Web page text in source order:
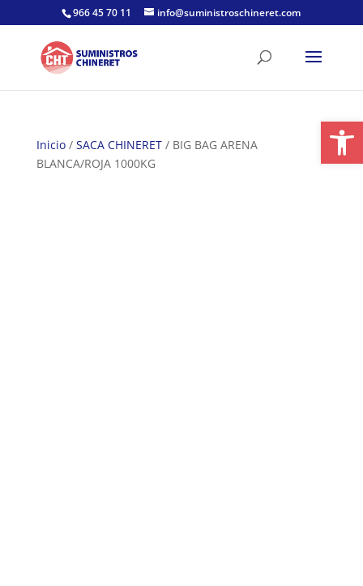
966 45 70 11 info@suministroschineret.com
Inicio/ SACA CHINERET/ BIG BAG ARENA
BLANCA/ROJA 1000KG